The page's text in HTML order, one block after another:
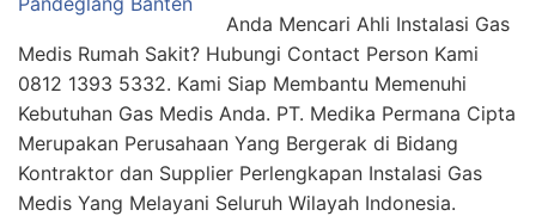
Anda Mencari Ahli Instalasi Gas
Medis Rumah Sakit? Hubungi Contact Person Kami
0812 1393 5332. Kami Siap Membantu Memenuhi
Kebutuhan Gas Medis Anda. PT. Medika Permana Cipta
Merupakan Perusahaan Yang Bergerak di Bidang
Kontraktor dan Supplier Perlengkapan Instalasi Gas
Medis Yang Melayani Seluruh Wilayah Indonesia.